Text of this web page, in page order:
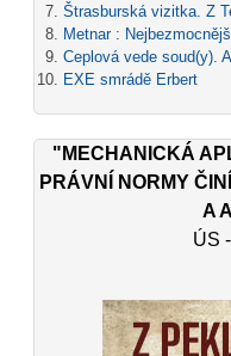
Štrasburská vizitka. Z
Metnar :
Ceplová vede soud(y).
EXE smrádě Erbert
"MECHANICKÁ
PRÁVNÍ NORMY
A
ÚS